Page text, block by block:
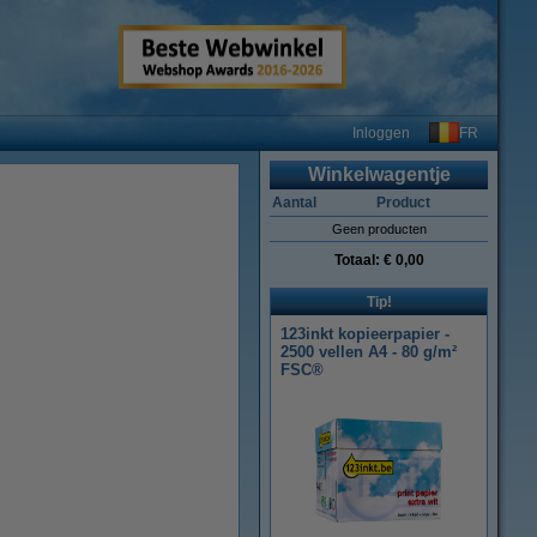
Inloggen FR
Winkelwagentje
Aantal Product
Geen producten
Totaal: € 0,00
Tip!
123inkt kopieerpapier -
2500 vellen A4 - 80 g/m²
FSC®